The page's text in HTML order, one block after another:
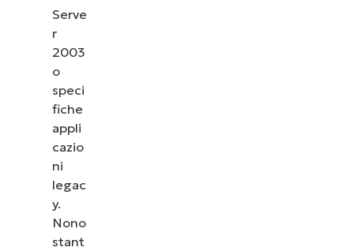
Serve
r
2003
o
speci
fiche
appli
cazio
ni
legac
y.
Nono
stant